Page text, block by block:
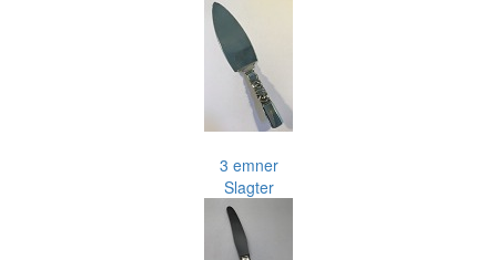
3 emner
Slagter